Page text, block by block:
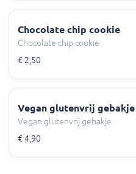
Chocolate chip cookie
Chocolate chip cookie
€ 2,50
Vegan glutenvrij gebakje
Vegan glutenvrij gebakje
€ 4,90